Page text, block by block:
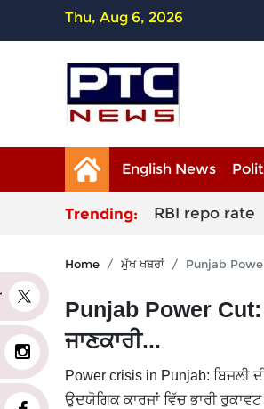
Thu, Aug 6, 2026
English News
Trending: RBI repo rate
Home ਮੁੱਖ ਖਬਰਾਂ Punjab
Punjab Power
ਜਾਣਕਾਰੀ...
Power crisis in Punjab: ਬਿਜਲੀ
ਉਦਯੋਗਿਕ ਕਾਰਜਾਂ ਵਿੱਚ ਭਾਰੀ